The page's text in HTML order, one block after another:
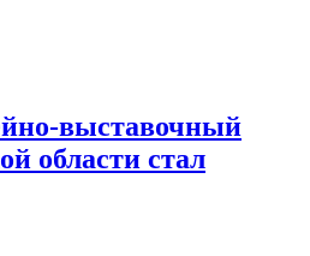
выставочный
области стал